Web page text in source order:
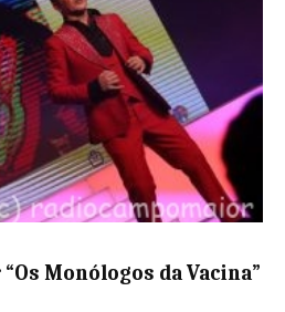
Monólogos da Vacina”